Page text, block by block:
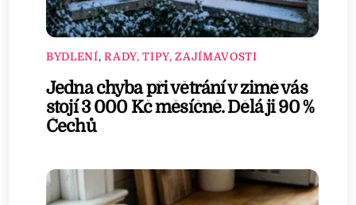
BYDLENÍ,RADY, TIPY, ZAJÍMAVOSTI
Jedna chyba při větrání v zimě vás
stojí 3 000 Kč měsíčně. Dělá ji 90 %
Čechů